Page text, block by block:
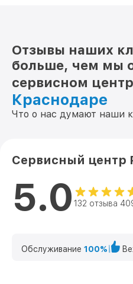
Отзывы наших
больше, чем мы
сервисном
Краснодаре
Что о нас думают наши
Сервисный центр
5.0 132 отзыва
Обслуживание 100%